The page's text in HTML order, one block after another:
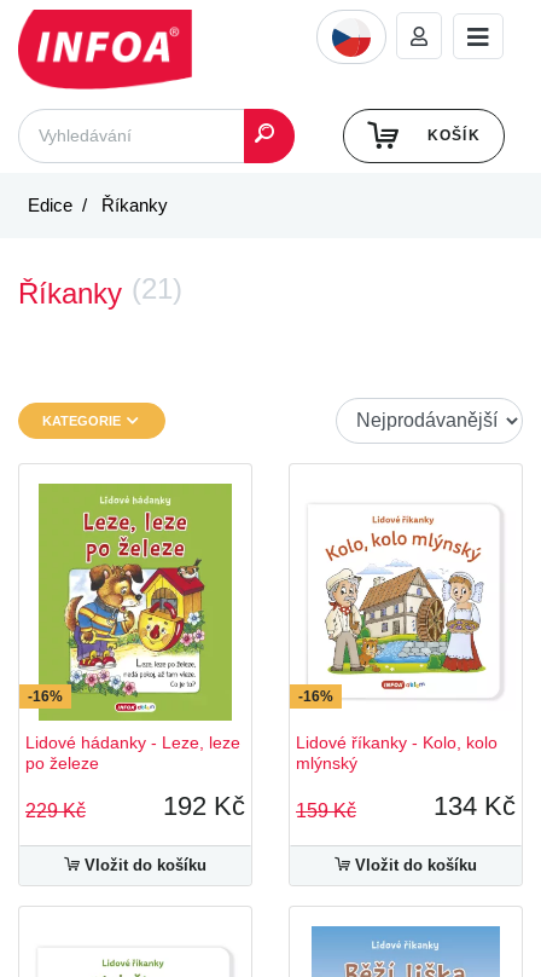
KOŠÍK
Edice Říkanky
Říkanky (21)
KATEGORIE
-16%
Lidové hádanky - Leze, leze
po železe
229 Kč 192 Kč
Vložit do košíku
-16%
Lidové říkanky - Kolo, kolo
mlýnský
159 Kč 134 Kč
Vložit do košíku